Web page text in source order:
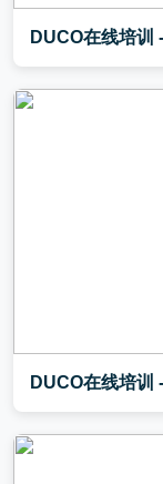
DUCO在线培训
DUCO在线培训